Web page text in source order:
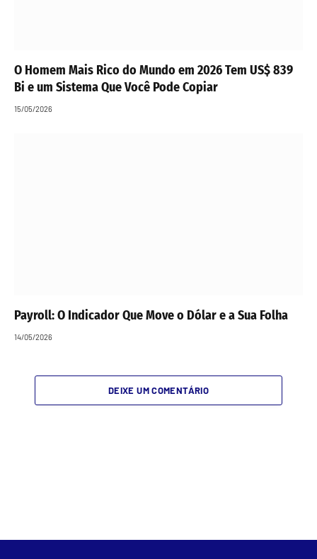
O Homem Mais Rico do Mundo em 2026 Tem US$ 839
Bi e um Sistema Que Você Pode Copiar
15/05/2026
Payroll: O Indicador Que Move o Dólar e a Sua Folha
14/05/2026
DEIXE UM COMENTÁRIO